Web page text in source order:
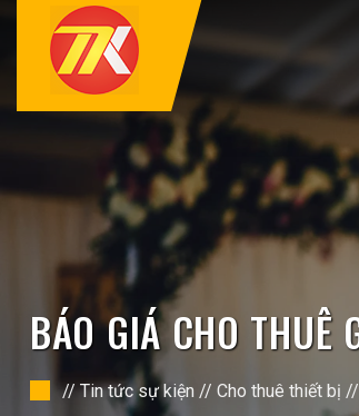
BÁO GIÁ CHO THUÊ
//Tin tức sự kiện // Cho thuê thiết bị //